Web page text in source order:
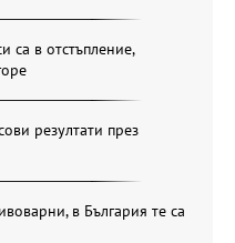
са в отстъпление,
резултати през
в България те са